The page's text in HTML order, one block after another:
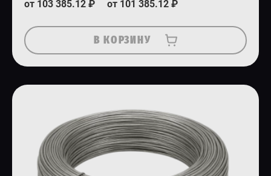
от 103 385.12 ₽ от 101 385.12 ₽
В КОРЗИНУ